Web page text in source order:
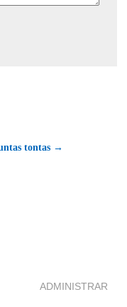
tontas →
ADMINISTRAR